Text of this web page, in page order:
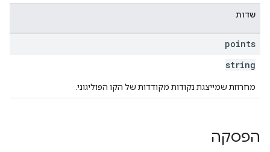
שדות
points
string
מחרוזת שמייצגת נקודות מקודדות של הקו הפוליגוני.
הפסקה